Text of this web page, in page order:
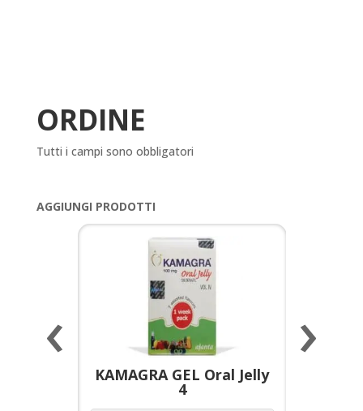
ORDINE
Tutti i campi sono obbligatori
AGGIUNGI PRODOTTI
KAMAGRA GEL Oral Jelly
4
‹ ›